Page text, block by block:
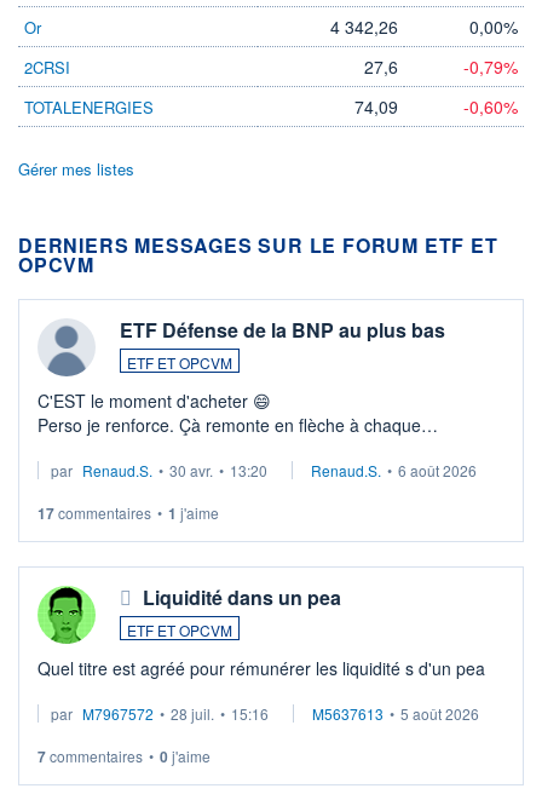
Or 4 342,26 0,00%
2CRSI 27,6 -0,79%
TOTALENERGIES 74,09 -0,60%
Gérer mes listes
DERNIERS MESSAGES SUR LE FORUM ETF ET
OPCVM
ETF Défense de la BNP au plus bas
ETF ET OPCVM
C'EST le moment d'acheter 😄​
Perso je renforce. Çà remonte en flèche à chaque
Investissement long terme tip top pour sa retraite.
par Renaud.S. • 30 avr. • 13:20 Renaud.S. • 6 août 2026
17commentaires • 1 j'aime
Liquidité dans un pea
ETF ET OPCVM
Quel titre est agréé pour rémunérer les liquidité s d'un pea
par M7967572 • 28 juil. • 15:16 M5637613 • 5 août 2026
7commentaires • 0j'aime